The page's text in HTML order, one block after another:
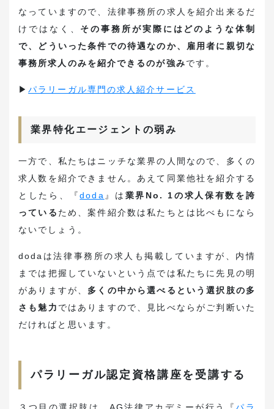
なっていますので、法律事務所の求人を紹介出来るだ
けではなく、 その事務所が実際にはどのような体制
で、どういった条件での待遇なのか、雇用者に親切な
事務所求人のみを紹介できるのが強みです。
▶︎パラリーガル専門の求人紹介サービス
業界特化エージェントの弱み
一方で、私たちはニッチな業界の人間なので、多くの
求人数を紹介できません。あえて同業他社を紹介する
としたら、『doda 』は 業界No. 1の求人保有数を誇
っている ため、案件紹介数は私たちとは比べもになら
ないでしょう。
dodaは法律事務所の求人も掲載していますが、内情
までは把握していないという点では私たちに先見の明
がありますが、 多くの中から選べるという選択肢の多
さも魅力 ではありますので、見比べならがご判断いた
だければと思います。
パラリーガル認定資格講座を受講する